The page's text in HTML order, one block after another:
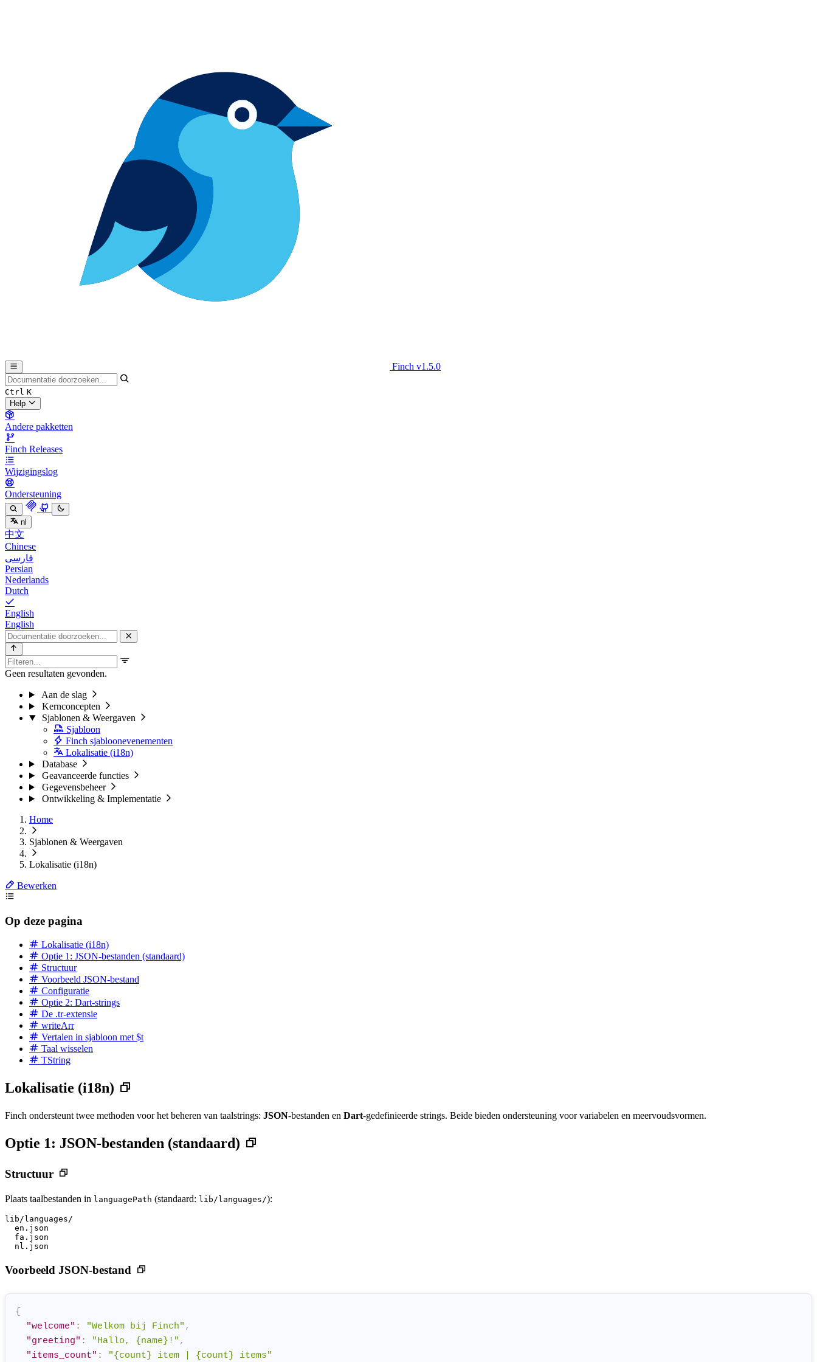
Finch v1.5.0
Ctrl K
Help
Andere pakketten
Finch Releases
Wijzigingslog
Ondersteuning
nl
中文
Chinese
فارسی
Persian
Nederlands
Dutch
English
English
Geen resultaten gevonden.
Aan de slag
Kernconcepten
Sjablonen & Weergaven
Sjabloon
Finch sjabloonevenementen
Lokalisatie (i18n)
Database
Geavanceerde functies
Gegevensbeheer
Ontwikkeling & Implementatie
Home
Sjablonen & Weergaven
Lokalisatie (i18n)
Bewerken
Op deze pagina
Lokalisatie (i18n)
Optie 1: JSON-bestanden (standaard)
Structuur
Voorbeeld JSON-bestand
Configuratie
Optie 2: Dart-strings
De .tr-extensie
writeArr
Vertalen in sjabloon met $t
Taal wisselen
TString
Lokalisatie (i18n)
Finch ondersteunt twee methoden voor het beheren van taalstrings: JSON-bestanden en Dart-gedefinieerde strings. Beide bieden ondersteuning voor variabelen en meervoudsvormen.
Optie 1: JSON-bestanden (standaard)
Structuur
Plaats taalbestanden in languagePath (standaard: lib/languages/):
lib/languages/
  en.json
  fa.json
Voorbeeld JSON-bestand
{
"welcome" : "Welkom bij Finch" ,
"greeting" : "Hallo, {name}!" ,
"items_count" : "{count} item | {count} items"